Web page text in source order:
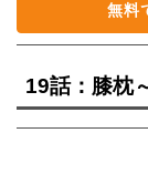
無料
19話：膝枕